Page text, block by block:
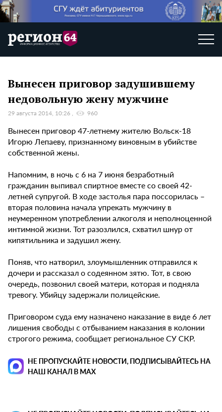
Вынесен приговор задушившему
недовольную жену мужчине
29 августа 2014, 10:26 960
Вынесен приговор 47-летнему жителю Вольск-18
Игорю Лепаеву, признанному виновным в убийстве
собственной жены.
Напомним, в ночь с 6 на 7 июня безработный
гражданин выпивал спиртное вместе со своей 42-
летней супругой. В ходе застолья пара поссорилась –
вторая половина начала упрекать мужчину в
неумеренном употреблении алкоголя и неполноценной
интимной жизни. Тот разозлился, схватил шнур от
кипятильника и задушил жену.
Поняв, что натворил, злоумышленник отправился к
дочери и рассказал о содеянном зятю. Тот, в свою
очередь, позвонил своей матери, которая и подняла
тревогу. Убийцу задержали полицейские.
Приговором суда ему назначено наказание в виде 6 лет
лишения свободы с отбыванием наказания в колонии
строгого режима, сообщает региональное СУ СКР.
НЕ ПРОПУСКАЙТЕ НОВОСТИ, ПОДПИСЫВАЙТЕСЬ НА
НАШ КАНАЛ В MAX